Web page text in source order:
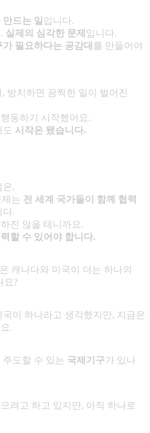
만드는 일 입니다.
실제의 심각한 문제 입니다.
필요하다는 공감대 를 만들어야
방치하면 끔찍한 일이 벌어진
동하기 시작했어요.
도 시작은 됐습니다.
은,
는 전 세계 국가들이 함께 협력
다.
진 않을 테니까요.
할 수 있어야 합니다.
캐나다와 미국이 더는 하나의
요?
이 하나라고 생각했지만, 지금은
.
도할 수 있는 국제기구가 있나
려고 하고 있지만, 아직 하나로